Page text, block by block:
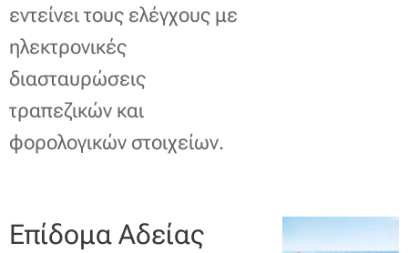
εντείνει τους ελέγχους με
ηλεκτρονικές
διασταυρώσεις
τραπεζικών και
φορολογικών στοιχείων.
Επίδομα Αδείας